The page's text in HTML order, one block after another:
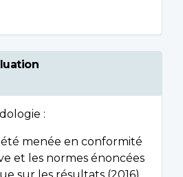
:
été menée en conformité
et les normes énoncées